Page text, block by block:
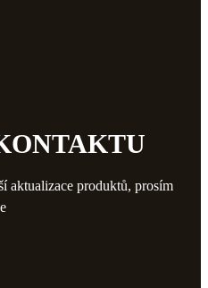
aktualizace produktů, prosím